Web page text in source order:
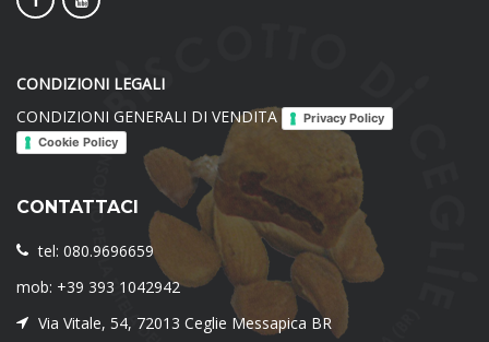
CONDIZIONI LEGALI
CONDIZIONI GENERALI DI VENDITA
Privacy Policy
Cookie Policy
CONTATTACI
tel: 080.9696659
mob: +39 393 1042942
Via Vitale, 54, 72013 Ceglie Messapica BR